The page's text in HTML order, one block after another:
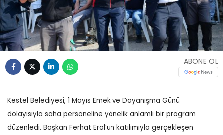
ABONE OL
Kestel Belediyesi, 1 Mayıs Emek ve Dayanışma Günü
dolayısıyla saha personeline yönelik anlamlı bir program
düzenledi. Başkan Ferhat Erol’un katılımıyla gerçekleşen